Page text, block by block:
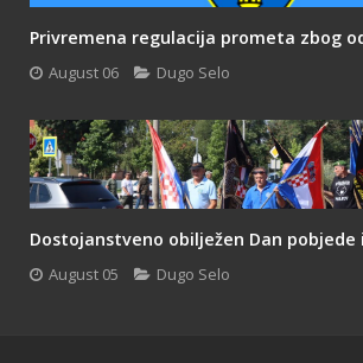
Privremena regulacija prometa zbog
August 06 Dugo Selo
Dostojanstveno obilježen Dan pobjede
August 05 Dugo Selo